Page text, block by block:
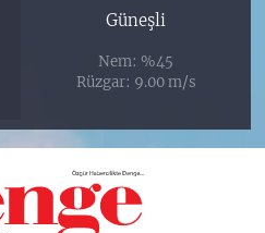
Güneşli
Nem: %45
Rüzgar: 9.00 m/s